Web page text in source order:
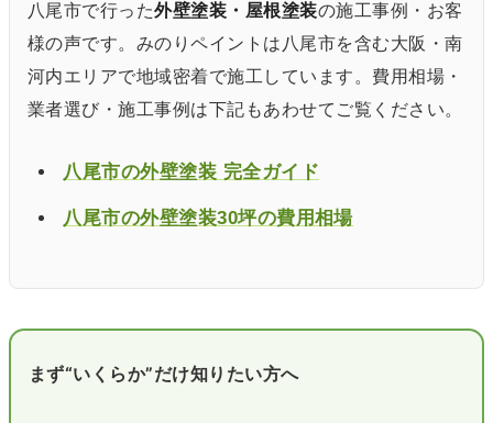
八尾市で行った外壁塗装・屋根塗装の施工事例・お客
様の声です。みのりペイントは八尾市を含む大阪・南
河内エリアで地域密着で施工しています。費用相場・
業者選び・施工事例は下記もあわせてご覧ください。
八尾市の外壁塗装 完全ガイド
八尾市の外壁塗装30坪の費用相場
まず“いくらか”だけ知りたい方へ